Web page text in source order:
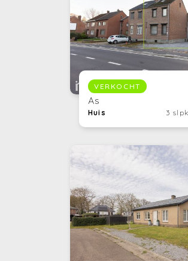
VERKOCHT
As
Huis 3